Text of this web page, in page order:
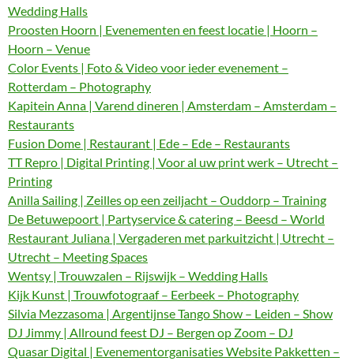
Wedding Halls
Proosten Hoorn | Evenementen en feest locatie | Hoorn –
Hoorn – Venue
Color Events | Foto & Video voor ieder evenement –
Rotterdam – Photography
Kapitein Anna | Varend dineren | Amsterdam – Amsterdam –
Restaurants
Fusion Dome | Restaurant | Ede – Ede – Restaurants
TT Repro | Digital Printing | Voor al uw print werk – Utrecht –
Printing
Anilla Sailing | Zeilles op een zeiljacht – Ouddorp – Training
De Betuwepoort | Partyservice & catering – Beesd – World
Restaurant Juliana | Vergaderen met parkuitzicht | Utrecht –
Utrecht – Meeting Spaces
Wentsy | Trouwzalen – Rijswijk – Wedding Halls
Kijk Kunst | Trouwfotograaf – Eerbeek – Photography
Silvia Mezzasoma | Argentijnse Tango Show – Leiden – Show
DJ Jimmy | Allround feest DJ – Bergen op Zoom – DJ
Quasar Digital | Evenementorganisaties Website Pakketten –